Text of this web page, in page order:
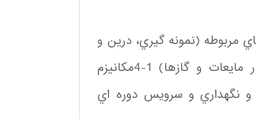
مربوطه (نمونه گيري، درين و
…)1-2 انواع آنالايزرهاي اكسيژن (اكسيژن موجود در مايعات و گازها) 1-4مكانيزم
آنها1-5 نحوه تعمير و نگهداري و سرويس دوره اي